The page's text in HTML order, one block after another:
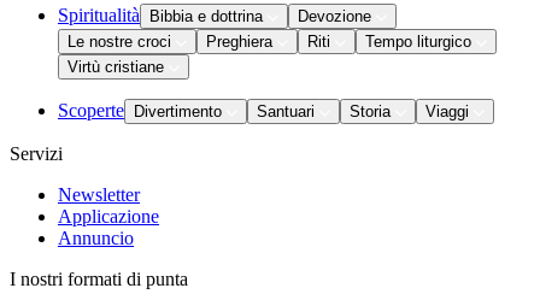
Spiritualità Bibbia e dottrina
Devozione
Le nostre croci
Preghiera Riti
Tempo liturgico
Virtù cristiane
Scoperte Divertimento Santuari Storia Viaggi
Servizi
Newsletter
Applicazione
Annuncio
I nostri formati di punta